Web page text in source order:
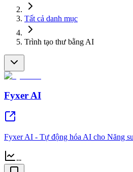
Tất cả danh mục
Trình tạo thư bằng AI
Fyxer AI
Fyxer AI - Tự động hóa AI cho Năng
--